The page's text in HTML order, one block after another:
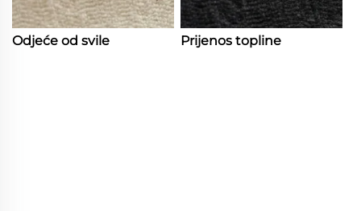
Odjeće od svile Prijenos topline